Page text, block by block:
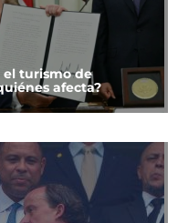
turismo de
afecta?